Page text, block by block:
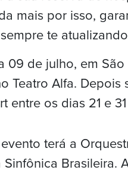
mais por isso,
te
09 de julho, em
Teatro Alfa.
entre os dias 21 e
terá a
Sinfônica Brasileira.